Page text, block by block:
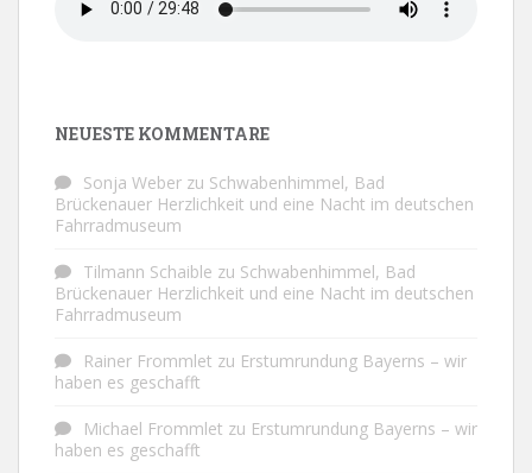
NEUESTE KOMMENTARE
Sonja Weber zu Schwabenhimmel, Bad
Brückenauer Herzlichkeit und eine Nacht im deutschen
Fahrradmuseum
Tilmann Schaible zu Schwabenhimmel, Bad
Brückenauer Herzlichkeit und eine Nacht im deutschen
Fahrradmuseum
Rainer Frommlet zu Erstumrundung Bayerns – wir
haben es geschafft
Michael Frommlet zu Erstumrundung Bayerns – wir
haben es geschafft